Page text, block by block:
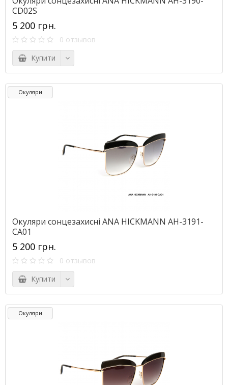
CD02S
5 200 грн.
0 отзывов
Купити
Окуляри
Окуляри сонцезахисні ANA HICKMANN AH-3191-
CA01
5 200 грн.
0 отзывов
Купити
Окуляри